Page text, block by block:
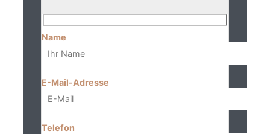
Name
E-Mail-Adresse
Telefon